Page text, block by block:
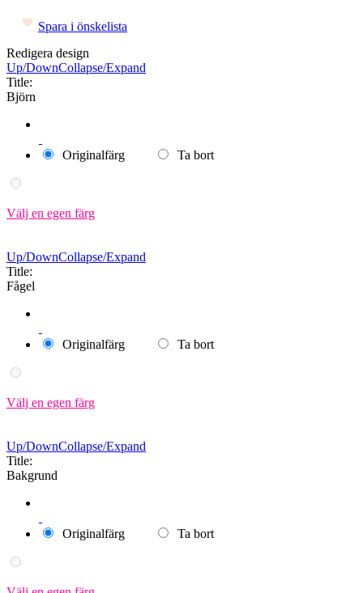
Spara i önskelista
Redigera design
Up/DownCollapse/Expand
Title:
Björn
Originalfärg Ta bort
Välj en egen färg
Up/DownCollapse/Expand
Title:
Fågel
Originalfärg Ta bort
Välj en egen färg
Up/DownCollapse/Expand
Title:
Bakgrund
Originalfärg Ta bort